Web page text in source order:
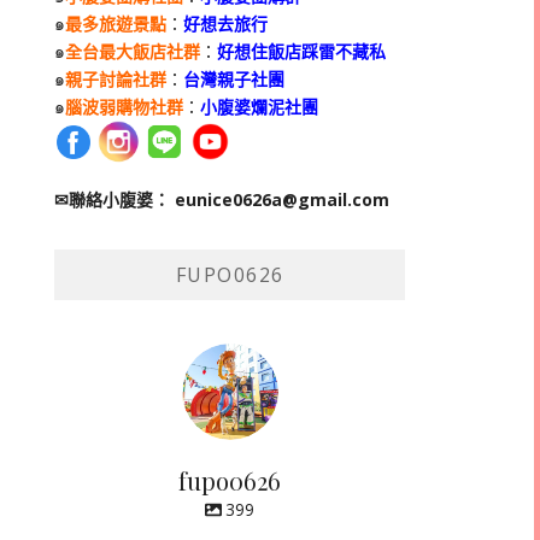
๑最多旅遊景點 ：好想去旅行
๑全台最大飯店社群 ：好想住飯店踩雷不藏私
๑親子討論社群 ： 台灣親子社團
๑腦波弱購物社群 ：小腹婆爛泥社團
✉聯絡小腹婆： eunice0626a@gmail.com
FUPO0626
fupo0626
399